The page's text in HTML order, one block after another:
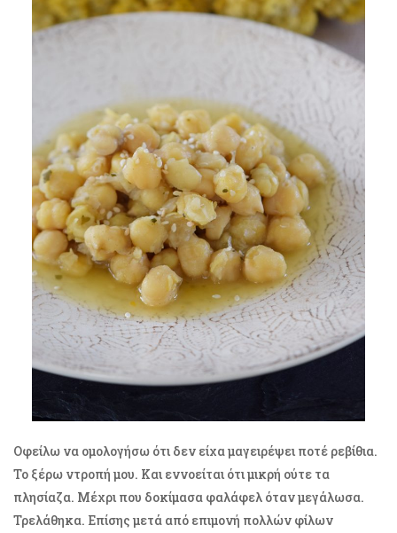
Οφείλω να ομολογήσω ότι δεν είχα μαγειρέψει ποτέ ρεβίθια.
Το ξέρω ντροπή μου. Και εννοείται ότι μικρή ούτε τα
πλησίαζα. Μέχρι που δοκίμασα φαλάφελ όταν μεγάλωσα.
Τρελάθηκα. Επίσης μετά από επιμονή πολλών φίλων